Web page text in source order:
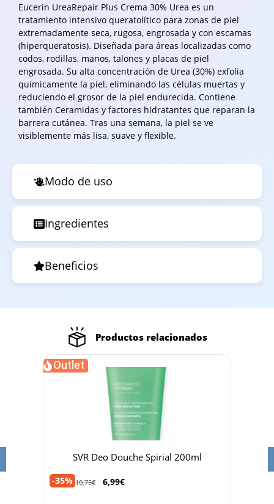
Modo de uso
Ingredientes
Beneficios
Eucerin UreaRepair Plus Crema 30% Urea es un
tratamiento intensivo queratolítico para zonas de piel
extremadamente seca, rugosa, engrosada y con escamas
(hiperqueratosis). Diseñada para áreas localizadas como
codos, rodillas, manos, talones y placas de piel
engrosada. Su alta concentración de Urea (30%) exfolia
químicamente la piel, eliminando las células muertas y
reduciendo el grosor de la piel endurecida. Contiene
también Ceramidas y factores hidratantes que reparan la
barrera cutánea. Tras una semana, la piel se ve
visiblemente más lisa, suave y flexible.
Productos relacionados
Outlet
SVR Deo Douche Spirial 200ml
-35% 10,75€ 6,99€